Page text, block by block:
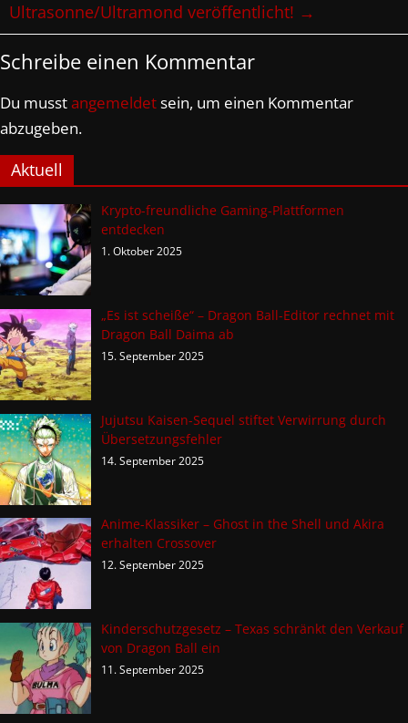
Ultrasonne/Ultramond veröffentlicht! →
Schreibe einen Kommentar
Du musstangemeldetsein, um einen Kommentar
abzugeben.
Aktuell
Krypto-freundliche Gaming-Plattformen
entdecken
1. Oktober 2025
„Es ist scheiße“ – Dragon Ball-Editor rechnet mit
Dragon Ball Daima ab
15. September 2025
Jujutsu Kaisen-Sequel stiftet Verwirrung durch
Übersetzungsfehler
14. September 2025
Anime-Klassiker – Ghost in the Shell und Akira
erhalten Crossover
12. September 2025
Kinderschutzgesetz – Texas schränkt den Verkauf
von Dragon Ball ein
11. September 2025